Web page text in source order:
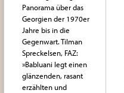
Panorama über das
Georgien der 1970er
Jahre bis in die
Gegenwart. Tilman
Spreckelsen, FAZ:
»Babluani legt einen
glänzenden, rasant
erzählten und